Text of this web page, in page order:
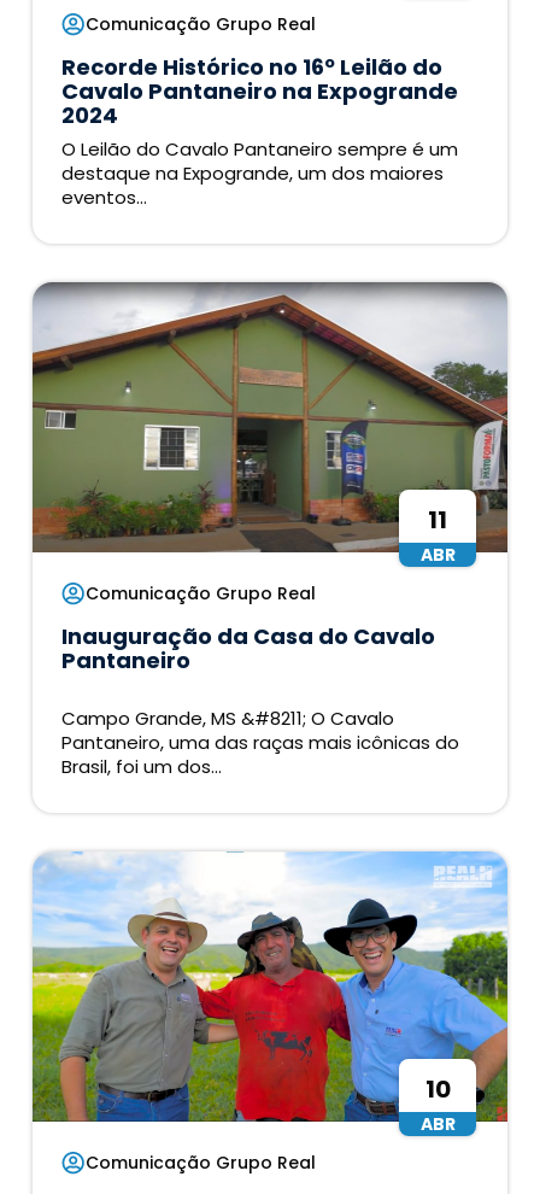
Comunicação Grupo Real
Recorde Histórico no 16º Leilão do
Cavalo Pantaneiro na Expogrande
2024
O Leilão do Cavalo Pantaneiro sempre é um
destaque na Expogrande, um dos maiores
eventos...
11
ABR
Comunicação Grupo Real
Inauguração da Casa do Cavalo
Pantaneiro
Campo Grande, MS &#8211; O Cavalo
Pantaneiro, uma das raças mais icônicas do
Brasil, foi um dos...
10
ABR
Comunicação Grupo Real